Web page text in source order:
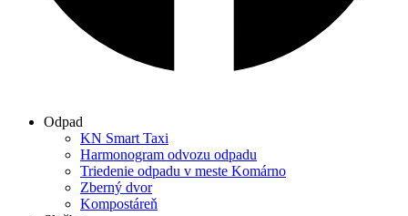
Odpad
KN Smart Taxi
Harmonogram odvozu odpadu
Triedenie odpadu v meste Komárno
Zberný dvor
Kompostáreň